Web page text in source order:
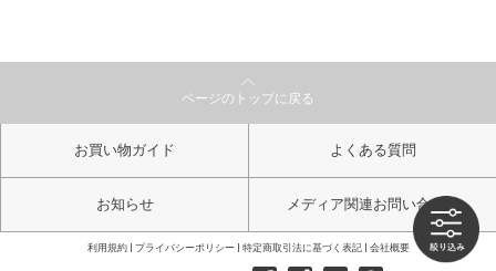
ページのトップに戻る
お買い物ガイド よくある質問
お知らせ メディア関連お問い合わせ
利用規約 プライバシーポリシー 特定商取引法に基づく表記 会社概要